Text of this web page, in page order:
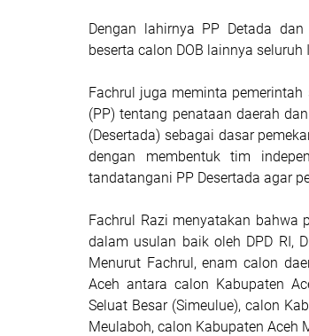
Dengan lahirnya PP Detada
beserta calon DOB lainnya
Fachrul juga meminta pemerintah
(PP) tentang penataan daerah
(Desertada) sebagai dasar
dengan membentuk tim
tandatangani PP Desertada agar
Fachrul Razi menyatakan bahwa
dalam usulan baik oleh DPD RI,
Menurut Fachrul, enam calon
Aceh antara calon Kabupaten
Seluat Besar (Simeulue), calon
Meulaboh, calon Kabupaten Aceh